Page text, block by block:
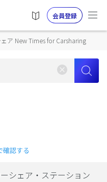
会員登録
ア New Times for Carsharing
確認する
シェア・ステーション